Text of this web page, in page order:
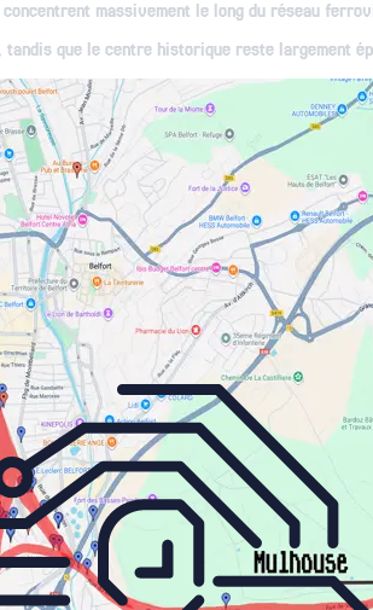
massivement le long du réseau
que le centre historique reste largement